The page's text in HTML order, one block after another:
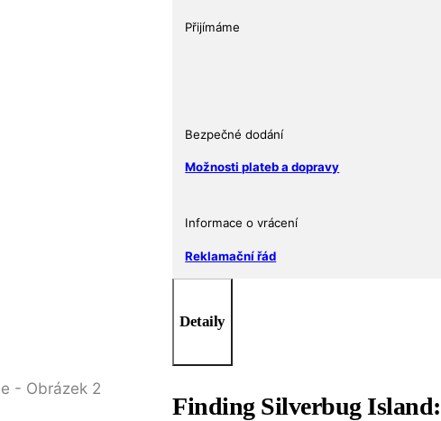
mince
Ag
Proof
emise
množství
Přijímáme
Bezpečné dodání
Možnosti plateb a dopravy
Informace o vrácení
Reklamační řád
Detaily
Finding Silverbug